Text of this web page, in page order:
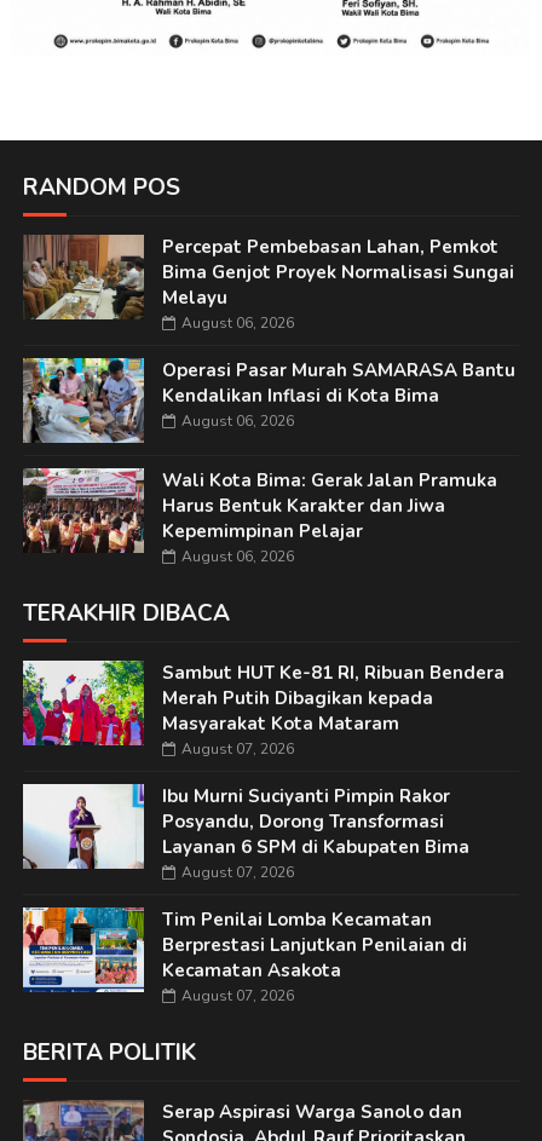
RANDOM POS
Percepat Pembebasan Lahan, Pemkot
Bima Genjot Proyek Normalisasi Sungai
Melayu
August 06, 2026
Operasi Pasar Murah SAMARASA Bantu
Kendalikan Inflasi di Kota Bima
August 06, 2026
Wali Kota Bima: Gerak Jalan Pramuka
Harus Bentuk Karakter dan Jiwa
Kepemimpinan Pelajar
August 06, 2026
TERAKHIR DIBACA
Sambut HUT Ke-81 RI, Ribuan Bendera
Merah Putih Dibagikan kepada
Masyarakat Kota Mataram
August 07, 2026
Ibu Murni Suciyanti Pimpin Rakor
Posyandu, Dorong Transformasi
Layanan 6 SPM di Kabupaten Bima
August 07, 2026
Tim Penilai Lomba Kecamatan
Berprestasi Lanjutkan Penilaian di
Kecamatan Asakota
August 07, 2026
BERITA POLITIK
Serap Aspirasi Warga Sanolo dan